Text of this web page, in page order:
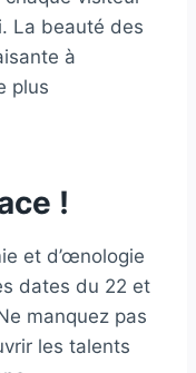
La beauté des
à
plus
!
et d’œnologie
dates du 22 et
manquez pas
les talents